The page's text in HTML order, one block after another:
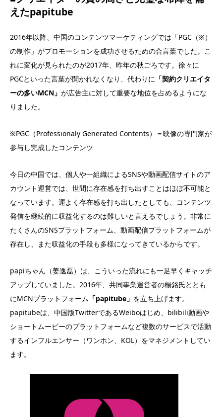
えたpapitube
2016年以降、中国のコンテンツマーケティングでは「PGC（※）
の制作」がプロモーションを成功させるための合言葉でした。こ
れに変化が見られたのが2017年、昨年の秋ごろです。徐々に
PGCといった言葉が聞かれなくなり、代わりに 「契約クリエイタ
ーの多いMCN」 が広告主に対して重要な地位を占めるようにな
りました。
※PGC（Professionaly Generated Contents）＝映像の専門家が
参与し完成したコンテンツ
今日の中国では、個人や一組織によるSNSや動画配信サイトのア
カウント運営では、世間に存在感を打ち出すことはほぼ不可能と
なっています。運よく存在感を打ち出したとしても、コンテンツ
発信を継続的に収益化するのは難しいと言えるでしょう。非常に
たくさんのSNSプラットフォーム、動画配信プラットフォームが
存在し、また収益化の手段も多様になってきているからです。
papiちゃん（姜逸磊）は、こういった流れにも一足早くキャッチ
アップしていました。2016年、共同事業運営者の楊銘氏ととも
にMCNプラットフォーム 「papitube」 を立ち上げます。
papitubeは、中国版TwitterであるWeiboはじめ、bilibili動画や
ショートムービーのプラットフォームなど複数のサービスで活動
するインフルエンサー（ワンホン、KOL）をマネジメントしてい
ます。